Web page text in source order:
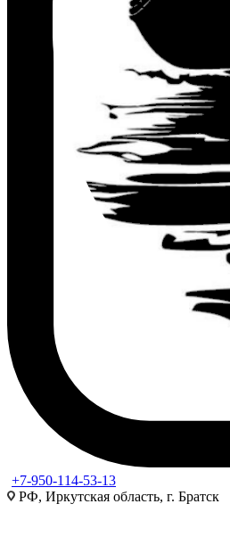
+7-950-114-53-13
РФ, Иркутская область, г. Братск